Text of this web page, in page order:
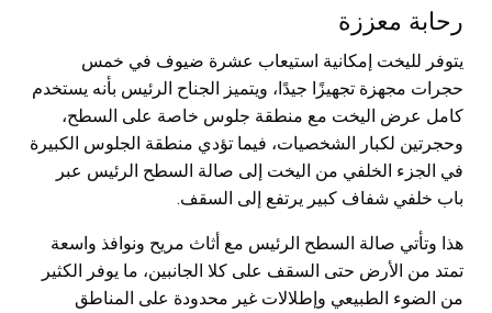
رحابة معززة
يتوفر لليخت إمكانية استيعاب عشرة ضيوف في خمس
حجرات مجهزة تجهيزًا جيدًا، ويتميز الجناح الرئيس بأنه يستخدم
كامل عرض اليخت مع منطقة جلوس خاصة على السطح،
وحجرتين لكبار الشخصيات، فيما تؤدي منطقة الجلوس الكبيرة
في الجزء الخلفي من اليخت إلى صالة السطح الرئيس عبر
باب خلفي شفاف كبير يرتفع إلى السقف.
هذا وتأتي صالة السطح الرئيس مع أثاث مريح ونوافذ واسعة
تمتد من الأرض حتى السقف على كلا الجانبين، ما يوفر الكثير
من الضوء الطبيعي وإطلالات غير محدودة على المناطق